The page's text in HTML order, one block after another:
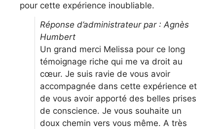
pour cette expérience inoubliable.
Réponse d’administrateur par : Agnès
Humbert
Un grand merci Melissa pour ce long
témoignage riche qui me va droit au
cœur. Je suis ravie de vous avoir
accompagnée dans cette expérience et
de vous avoir apporté des belles prises
de conscience. Je vous souhaite un
doux chemin vers vous même. A très